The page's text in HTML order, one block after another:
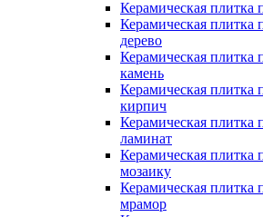
Керамическая плитка
Керамическая плитка
дерево
Керамическая плитка
камень
Керамическая плитка
кирпич
Керамическая плитка
ламинат
Керамическая плитка
мозаику
Керамическая плитка
мрамор